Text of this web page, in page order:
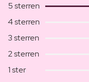
5 sterren
4 sterren
3 sterren
2 sterren
1 ster